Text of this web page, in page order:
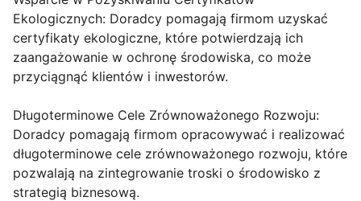
Ekologicznych: Doradcy pomagają firmom uzyskać
certyfikaty ekologiczne, które potwierdzają ich
zaangażowanie w ochronę środowiska, co może
przyciągnąć klientów i inwestorów.
Długoterminowe Cele Zrównoważonego Rozwoju:
Doradcy pomagają firmom opracowywać i realizować
długoterminowe cele zrównoważonego rozwoju, które
pozwalają na zintegrowanie troski o środowisko z
strategią biznesową.